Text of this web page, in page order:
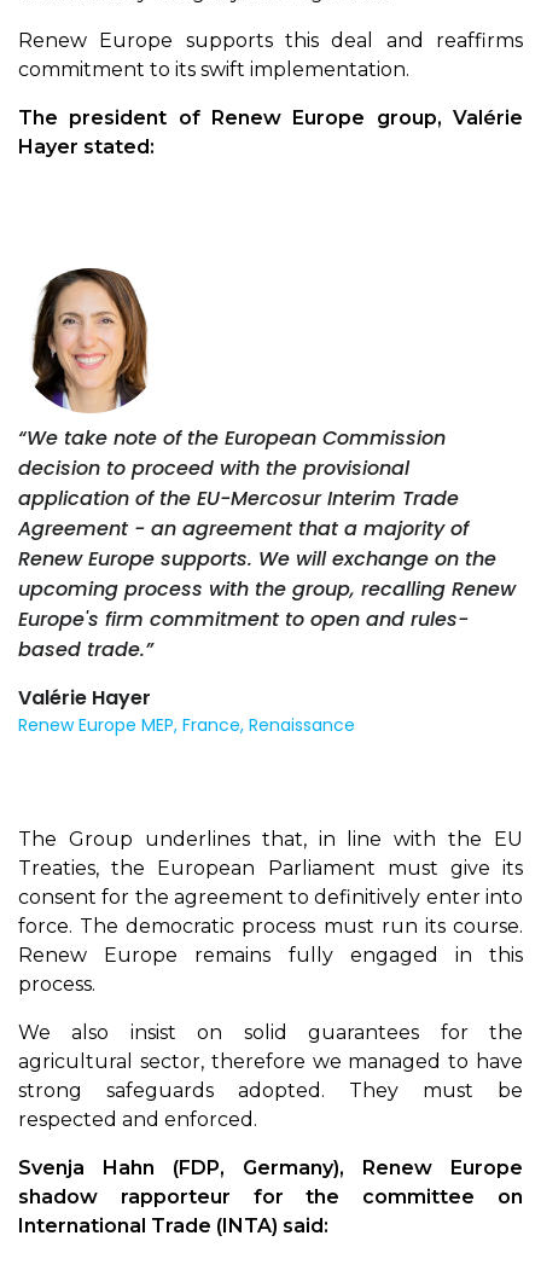
Renew Europe supports this deal and reaffirms
commitment to its swift implementation.
The president of Renew Europe group, Valérie
Hayer stated:
“We take note of the European Commission
decision to proceed with the provisional
application of the EU-Mercosur Interim Trade
Agreement - an agreement that a majority of
Renew Europe supports. We will exchange on the
upcoming process with the group, recalling Renew
Europe's firm commitment to open and rules-
based trade.”
Valérie Hayer
Renew Europe MEP, France, Renaissance
The Group underlines that, in line with the EU
Treaties, the European Parliament must give its
consent for the agreement to definitively enter into
force. The democratic process must run its course.
Renew Europe remains fully engaged in this
process.
We also insist on solid guarantees for the
agricultural sector, therefore we managed to have
strong safeguards adopted. They must be
respected and enforced.
Svenja Hahn (FDP, Germany), Renew Europe
shadow rapporteur for the committee on
International Trade (INTA) said: